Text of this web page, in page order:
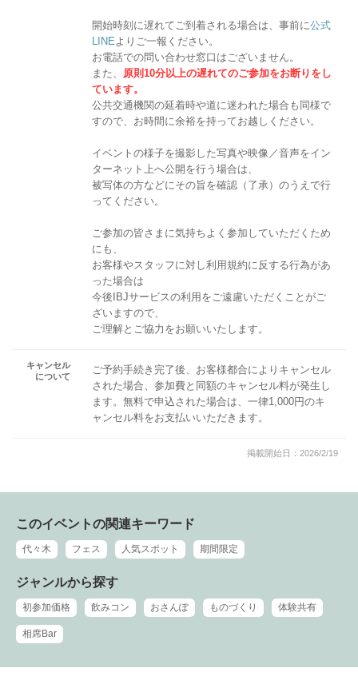
開始時刻に遅れてご到着される場合は、事前に公式
LINE よりご一報ください。
お電話での問い合わせ窓口はございません。
また、 原則10分以上の遅れてのご参加をお断りをし
ています。
公共交通機関の延着時や道に迷われた場合も同様で
すので、お時間に余裕を持ってお越しください。
イベントの様子を撮影した写真や映像／音声をイン
ターネット上へ公開を行う場合は、
被写体の方などにその旨を確認（了承）のうえで行
ってください。
ご参加の皆さまに気持ちよく参加していただくため
にも、
お客様やスタッフに対し利用規約に反する行為があ
った場合は
今後IBJサービスの利用をご遠慮いただくことがご
ざいますので、
ご理解とご協力をお願いいたします。
キャンセル
について
ご予約手続き完了後、お客様都合によりキャンセル
された場合、参加費と同額のキャンセル料が発生し
ます。無料で申込された場合は、一律1,000円のキ
ャンセル料をお支払いいただきます。
掲載開始日：2026/2/19
このイベントの関連キーワード
代々木 フェス 人気スポット 期間限定
ジャンルから探す
初参加価格 飲みコン おさんぽ ものづくり 体験共有
相席Bar